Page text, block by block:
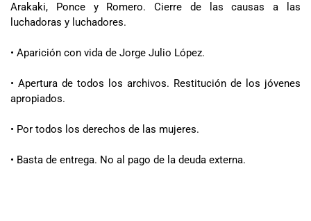
Arakaki, Ponce y Romero. Cierre de las causas a las
luchadoras y luchadores.
• Aparición con vida de Jorge Julio López.
• Apertura de todos los archivos. Restitución de los jóvenes
apropiados.
• Por todos los derechos de las mujeres.
• Basta de entrega. No al pago de la deuda externa.